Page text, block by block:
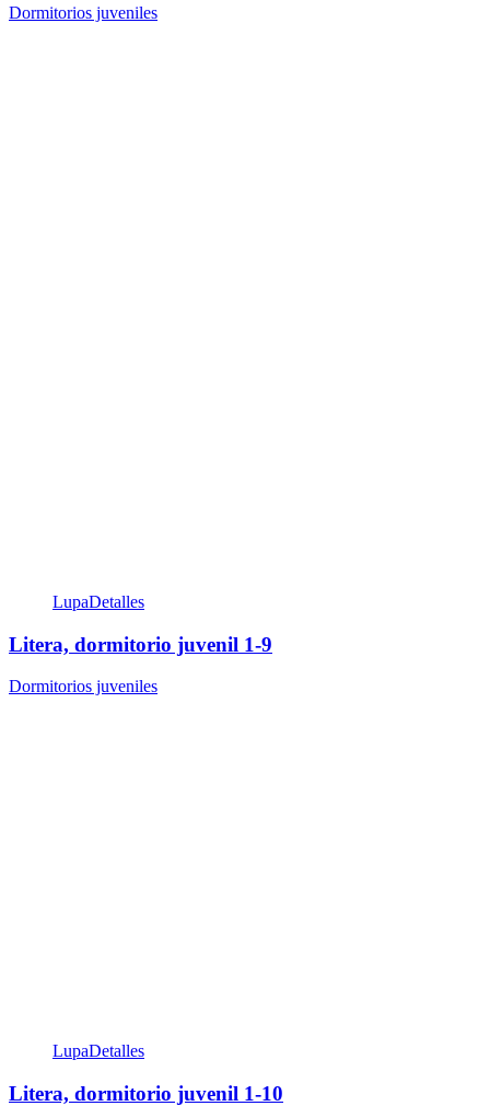
Dormitorios juveniles
LupaDetalles
Litera, dormitorio juvenil 1-9
Dormitorios juveniles
LupaDetalles
Litera, dormitorio juvenil 1-10